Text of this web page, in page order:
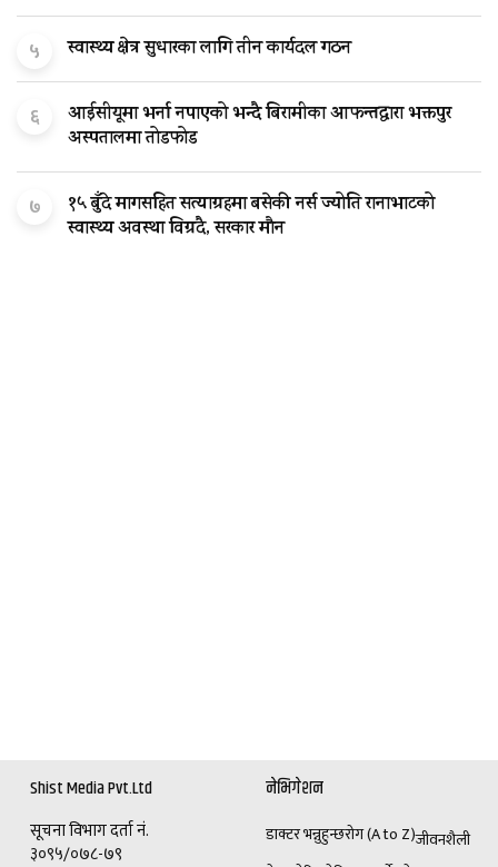
५ स्वास्थ्य क्षेत्र सुधारका लागि तीन कार्यदल गठन
६
आईसीयूमा भर्ना नपाएको भन्दै बिरामीका आफन्तद्वारा भक्तपुर
अस्पतालमा तोडफोड
७
१५ बुँदे मागसहित सत्याग्रहमा बसेकी नर्स ज्योति रानाभाटको
स्वास्थ्य अवस्था विग्रदै, सरकार मौन
Shist Media Pvt.Ltd
सूचना विभाग दर्ता नं.
३०९५/०७८-७९
नेभिगेशन
डाक्टर भन्नुहुन्छरोग (A to Z)जीवनशैली